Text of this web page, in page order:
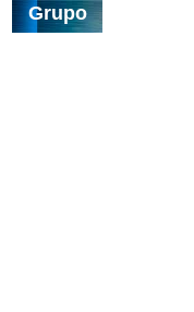
Grupo
Ternura: